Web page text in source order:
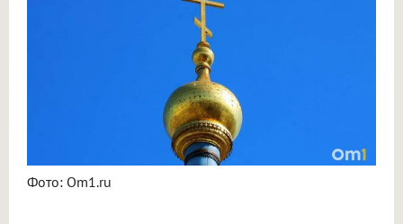
Фото: Om1.ru